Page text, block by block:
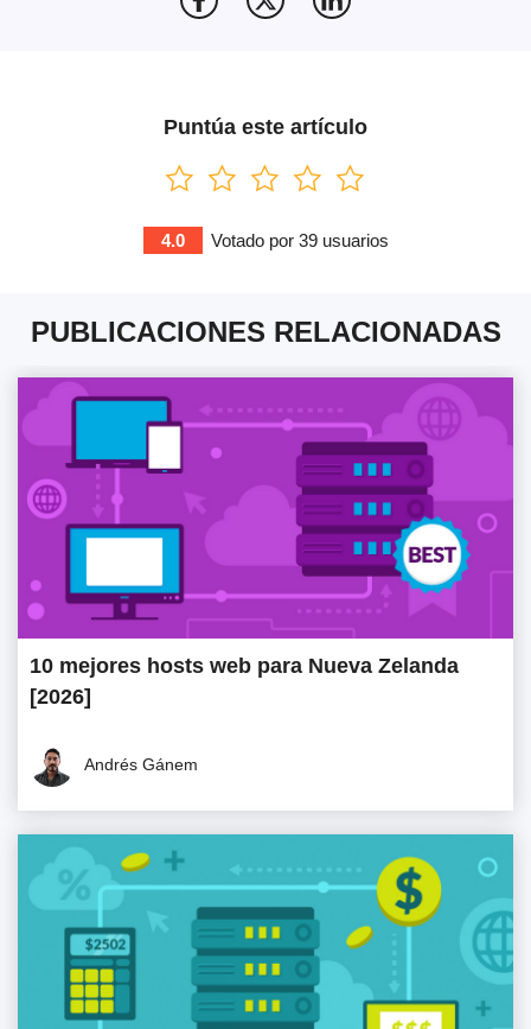
Puntúa este artículo
4.0 Votado por 39usuarios
PUBLICACIONES RELACIONADAS
10 mejores hosts web para Nueva Zelanda
[2026]
Andrés Gánem